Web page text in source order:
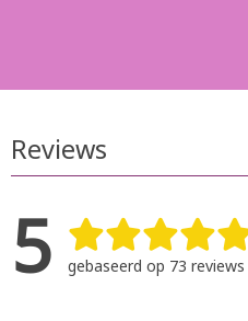
Reviews
5 gebaseerd op 73 reviews